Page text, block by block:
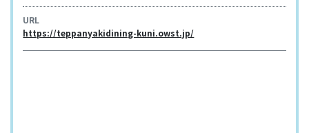
URL
https://teppanyakidining-kuni.owst.jp/